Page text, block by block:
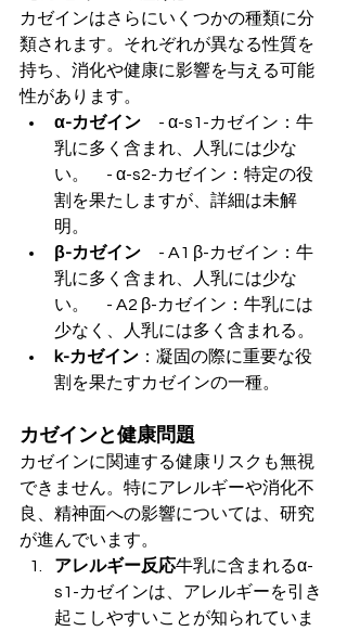
カゼインはさらにいくつかの種類に分
類されます。それぞれが異なる性質を
持ち、消化や健康に影響を与える可能
性があります。
α-カゼイン - α-s1-カゼイン：牛
乳に多く含まれ、人乳には少な
い。　- α-s2-カゼイン：特定の役
割を果たしますが、詳細は未解
明。
β-カゼイン - A1 β-カゼイン：牛
乳に多く含まれ、人乳には少な
い。　- A2 β-カゼイン：牛乳には
少なく、人乳には多く含まれる。
k-カゼイン ：凝固の際に重要な役
割を果たすカゼインの一種。
カゼインと健康問題
カゼインに関連する健康リスクも無視
できません。特にアレルギーや消化不
良、精神面への影響については、研究
が進んでいます。
アレルギー反応牛乳に含まれるα-
s1-カゼインは、アレルギーを引き
起こしやすいことが知られていま